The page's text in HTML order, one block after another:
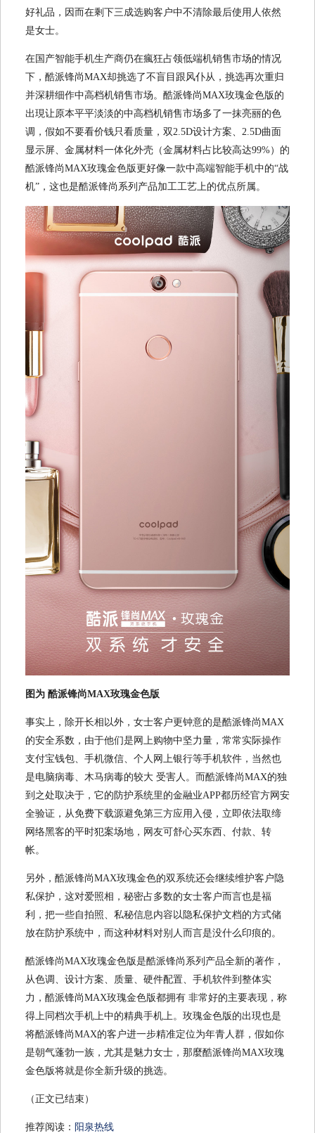
好礼品，因而在剩下三成选购客户中不清除最后使用人依然
是女士。
在国产智能手机生产商仍在瘋狂占领低端机销售市场的情况
下，酷派锋尚MAX却挑选了不盲目跟风仆从，挑选再次重归
并深耕细作中高档机销售市场。酷派锋尚MAX玫瑰金色版的
出現让原本平平淡淡的中高档机销售市场多了一抹亮丽的色
调，假如不要看价钱只看质量，双2.5D设计方案、2.5D曲面
显示屏、金属材料一体化外壳（金属材料占比较高达99%）的
酷派锋尚MAX玫瑰金色版更好像一款中高端智能手机中的“战
机”，这也是酷派锋尚系列产品加工工艺上的优点所属。
图为 酷派锋尚MAX玫瑰金色版
事实上，除开长相以外，女士客户更钟意的是酷派锋尚MAX
的安全系数，由于他们是网上购物中坚力量，常常实际操作
支付宝钱包、手机微信、个人网上银行等手机软件，当然也
是电脑病毒、木马病毒的较大 受害人。而酷派锋尚MAX的独
到之处取决于，它的防护系统里的金融业APP都历经官方网安
全验证，从免费下载源避免第三方应用入侵，立即依法取缔
网络黑客的平时犯案场地，网友可舒心买东西、付款、转
帐。
另外，酷派锋尚MAX玫瑰金色的双系统还会继续维护客户隐
私保护，这对爱照相，秘密占多数的女士客户而言也是福
利，把一些自拍照、私秘信息内容以隐私保护文档的方式储
放在防护系统中，而这种材料对别人而言是没什么印痕的。
酷派锋尚MAX玫瑰金色版是酷派锋尚系列产品全新的著作，
从色调、设计方案、质量、硬件配置、手机软件到整体实
力，酷派锋尚MAX玫瑰金色版都拥有 非常好的主要表现，称
得上同档次手机上中的精典手机上。玫瑰金色版的出現也是
将酷派锋尚MAX的客户进一步精准定位为年青人群，假如你
是朝气蓬勃一族，尤其是魅力女士，那麼酷派锋尚MAX玫瑰
金色版将就是你全新升级的挑选。
（正文已结束）
推荐阅读： 阳泉热线